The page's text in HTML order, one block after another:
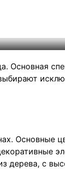
Основная
Основные
дерева, с